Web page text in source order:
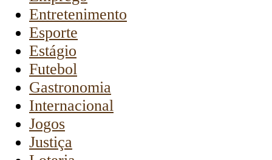
Entretenimento
Esporte
Estágio
Futebol
Gastronomia
Internacional
Jogos
Justiça